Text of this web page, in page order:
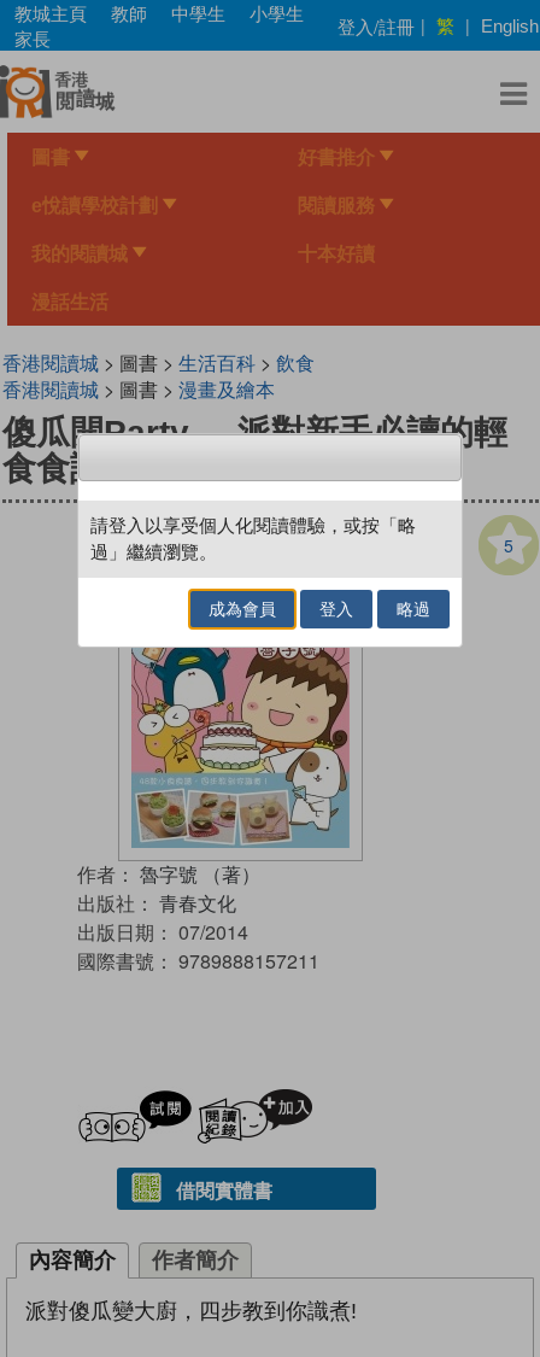
Skip
main
content
教城主頁 教師 中學生
小學生
家長
登入/註冊 | 繁 | English
圖書 好書推介
e悅讀學校計劃 閱讀服務
我的閱讀城 十本好讀
漫話生活
香港閱讀城> 圖書 > 生活百科> 飲食
香港閱讀城> 圖書 > 漫畫及繪本
傻瓜開Party──派對新手必讀的輕
食食譜
5
作者： 魯字號 （著）
出版社： 青春文化
出版日期： 07/2014
國際書號： 9789888157211
試閲
借閱實體書
內容簡介 作者簡介
派對傻瓜變大廚，四步教到你識煮!
請登入以享受個人化閱讀體驗，或按「略
過」繼續瀏覽。
成為會員 登入 略過